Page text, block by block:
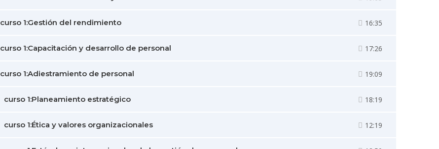
curso 1:Gestión del rendimiento 16:35
curso 1:Capacitación y desarrollo de personal 17:26
curso 1:Adiestramiento de personal 19:09
curso 1:Planeamiento estratégico 18:19
curso 1:Ética y valores organizacionales 12:19